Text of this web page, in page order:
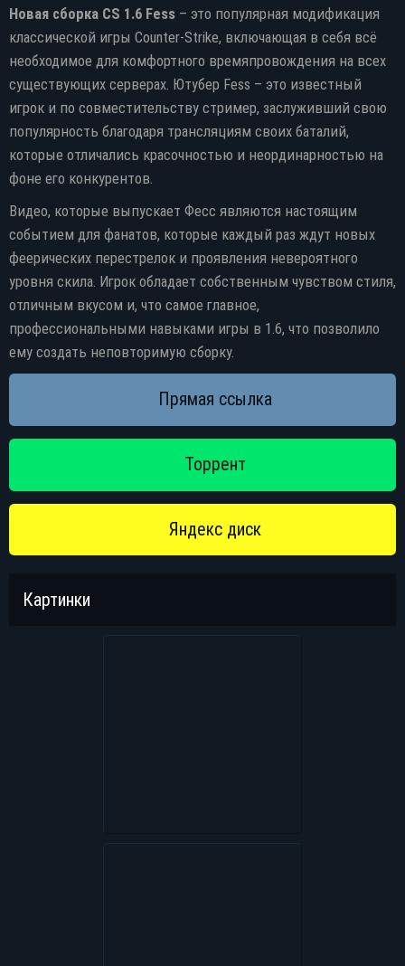
Новая сборка CS 1.6 Fess – это популярная модификация
классической игры Counter-Strike, включающая в себя всё
необходимое для комфортного времяпровождения на всех
существующих серверах. Ютубер Fess – это известный
игрок и по совместительству стример, заслуживший свою
популярность благодаря трансляциям своих баталий,
которые отличались красочностью и неординарностью на
фоне его конкурентов.
Видео, которые выпускает Фесс являются настоящим
событием для фанатов, которые каждый раз ждут новых
феерических перестрелок и проявления невероятного
уровня скила. Игрок обладает собственным чувством стиля,
отличным вкусом и, что самое главное,
профессиональными навыками игры в 1.6, что позволило
ему создать неповторимую сборку.
Картинки
Прямая ссылка
Торрент
Яндекс диск